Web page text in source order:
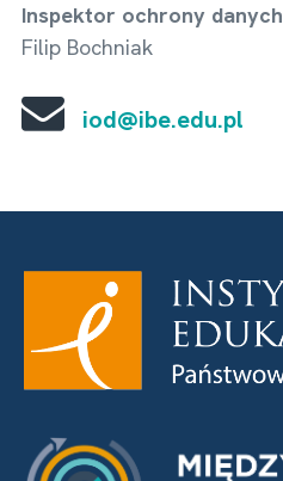
Inspektor ochrony danych
Filip Bochniak
iod@ibe.edu.pl